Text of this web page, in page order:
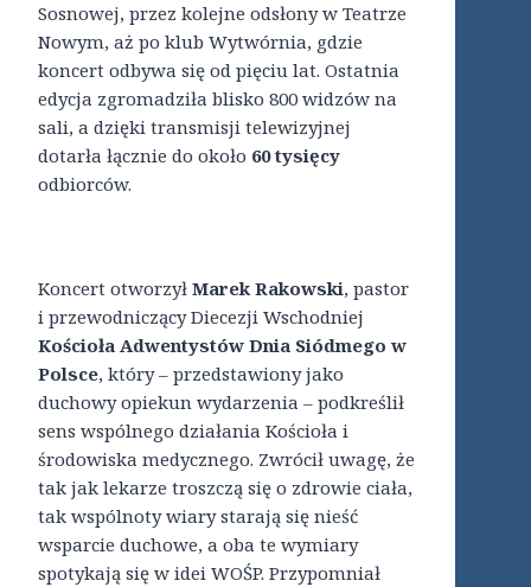
Sosnowej, przez kolejne odsłony w Teatrze
Nowym, aż po klub Wytwórnia, gdzie
koncert odbywa się od pięciu lat. Ostatnia
edycja zgromadziła blisko 800 widzów na
sali, a dzięki transmisji telewizyjnej
dotarła łącznie do około 60 tysięcy
odbiorców.
Koncert otworzył Marek Rakowski, pastor
i przewodniczący Diecezji Wschodniej
Kościoła Adwentystów Dnia Siódmego w
Polsce, który – przedstawiony jako
duchowy opiekun wydarzenia – podkreślił
sens wspólnego działania Kościoła i
środowiska medycznego. Zwrócił uwagę, że
tak jak lekarze troszczą się o zdrowie ciała,
tak wspólnoty wiary starają się nieść
wsparcie duchowe, a oba te wymiary
spotykają się w idei WOŚP. Przypomniał